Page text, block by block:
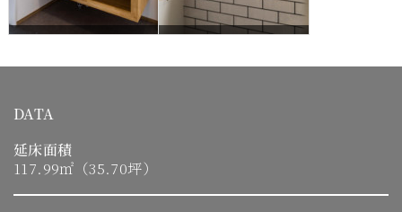
DATA
延床面積
117.99㎡（35.70坪）